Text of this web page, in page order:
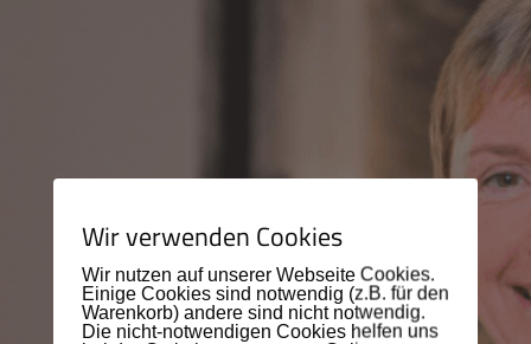
Wir verwenden Cookies
Wir nutzen auf unserer Webseite Cookies.
Einige Cookies sind notwendig (z.B. für den
Warenkorb) andere sind nicht notwendig.
Die nicht-notwendigen Cookies helfen uns